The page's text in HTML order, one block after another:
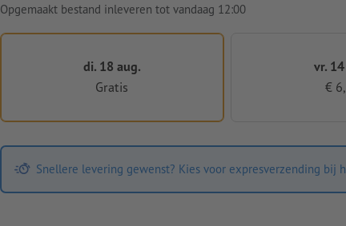
Opgemaakt bestand inleveren tot vandaag 12:00
di. 18 aug.
Gratis
vr.
€
Snellere levering gewenst? Kies voor expresverzending bij